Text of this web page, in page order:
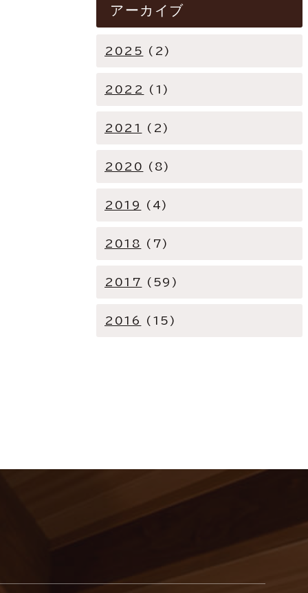
アーカイブ
2025 (2)
2022 (1)
2021 (2)
2020 (8)
2019 (4)
2018 (7)
2017 (59)
2016 (15)